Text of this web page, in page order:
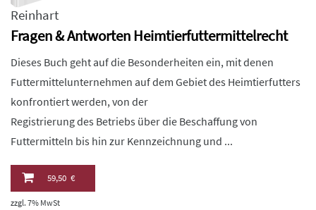
Reinhart
Fragen & Antworten Heimtierfuttermittelrecht
Dieses Buch geht auf die Besonderheiten ein, mit denen
Futtermittelunternehmen auf dem Gebiet des Heimtierfutters
konfrontiert werden, von der
Registrierung des Betriebs über die Beschaffung von
Futtermitteln bis hin zur Kennzeichnung und ...
59,50 €
zzgl. 7% MwSt